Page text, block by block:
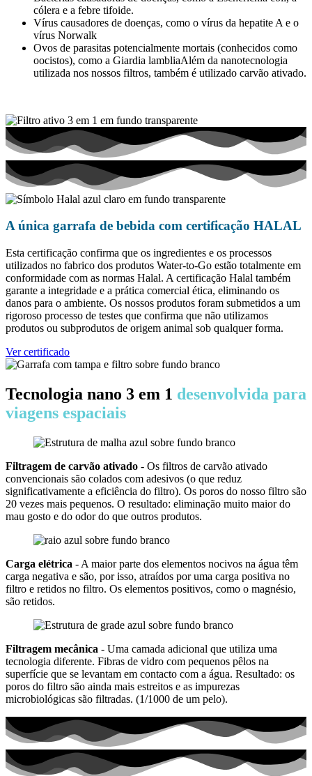
cólera e a febre tifoide.
Vírus causadores de doenças, como o vírus da hepatite A e o
vírus Norwalk
Ovos de parasitas potencialmente mortais (conhecidos como
oocistos), como a Giardia lambliaAlém da nanotecnologia
utilizada nos nossos filtros, também é utilizado carvão ativado.
A única garrafa de bebida com certificação HALAL
Esta certificação confirma que os ingredientes e os processos
utilizados no fabrico dos produtos Water-to-Go estão totalmente em
conformidade com as normas Halal. A certificação Halal também
garante a integridade e a prática comercial ética, eliminando os
danos para o ambiente. Os nossos produtos foram submetidos a um
rigoroso processo de testes que confirma que não utilizamos
produtos ou subprodutos de origem animal sob qualquer forma.
Ver certificado
Tecnologia nano 3 em 1 desenvolvida para
viagens espaciais
Filtragem de carvão ativado - Os filtros de carvão ativado
convencionais são colados com adesivos (o que reduz
significativamente a eficiência do filtro). Os poros do nosso filtro são
20 vezes mais pequenos. O resultado: eliminação muito maior do
mau gosto e do odor do que outros produtos.
Carga elétrica - A maior parte dos elementos nocivos na água têm
carga negativa e são, por isso, atraídos por uma carga positiva no
filtro e retidos no filtro. Os elementos positivos, como o magnésio,
são retidos.
Filtragem mecânica - Uma camada adicional que utiliza uma
tecnologia diferente. Fibras de vidro com pequenos pêlos na
superfície que se levantam em contacto com a água. Resultado: os
poros do filtro são ainda mais estreitos e as impurezas
microbiológicas são filtradas. (1/1000 de um pelo).